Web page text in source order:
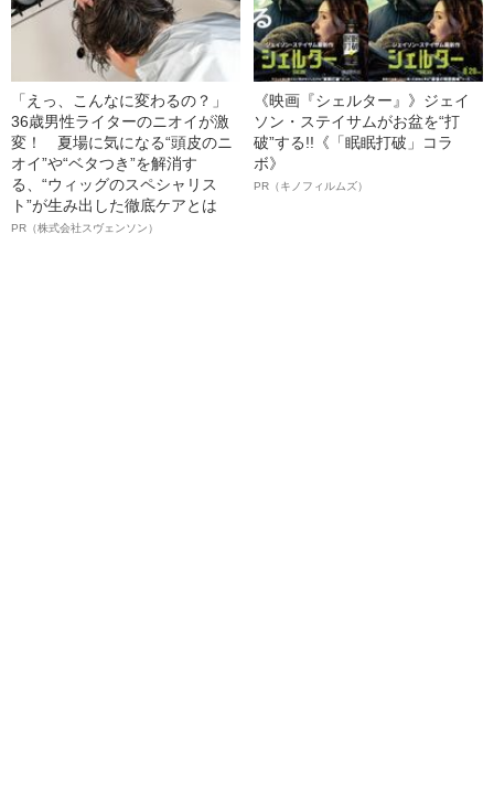
「えっ、こんなに変わるの？」
36歳男性ライターのニオイが激
変！ 夏場に気になる“頭皮のニ
オイ”や“ベタつき”を解消す
る、“ウィッグのスペシャリス
ト”が生み出した徹底ケアとは
PR（株式会社スヴェンソン）
《映画『シェルター』》ジェイ
ソン・ステイサムがお盆を“打
破”する!!《「眠眠打破」コラ
ボ》
PR（キノフィルムズ）